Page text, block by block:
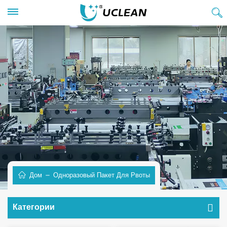
Дом Одноразовый Пакет Для Рвоты
Категории